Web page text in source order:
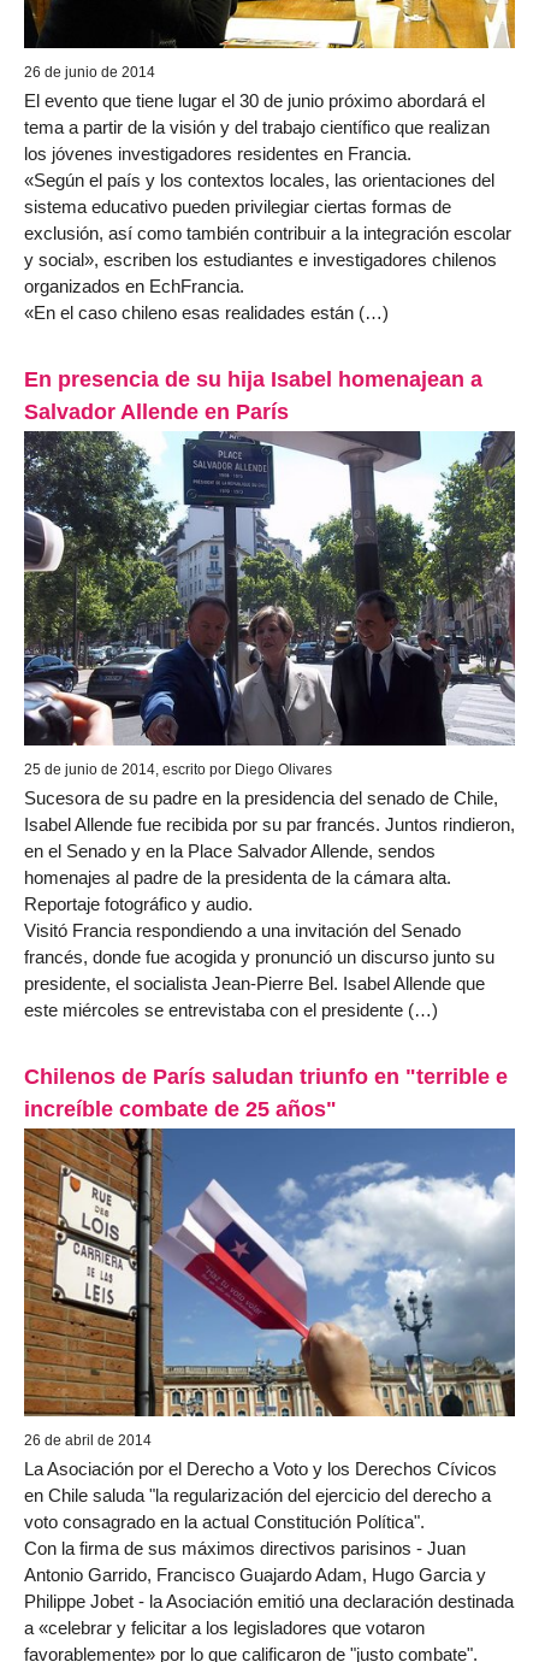
26 de junio de 2014
El evento que tiene lugar el 30 de junio próximo abordará el
tema a partir de la visión y del trabajo científico que realizan
los jóvenes investigadores residentes en Francia.
«Según el país y los contextos locales, las orientaciones del
sistema educativo pueden privilegiar ciertas formas de
exclusión, así como también contribuir a la integración escolar
y social», escriben los estudiantes e investigadores chilenos
organizados en EchFrancia.
«En el caso chileno esas realidades están (…)
En presencia de su hija Isabel homenajean a
Salvador Allende en París
25 de junio de 2014, escrito por Diego Olivares
Sucesora de su padre en la presidencia del senado de Chile,
Isabel Allende fue recibida por su par francés. Juntos rindieron,
en el Senado y en la Place Salvador Allende, sendos
homenajes al padre de la presidenta de la cámara alta.
Reportaje fotográfico y audio.
Visitó Francia respondiendo a una invitación del Senado
francés, donde fue acogida y pronunció un discurso junto su
presidente, el socialista Jean-Pierre Bel. Isabel Allende que
este miércoles se entrevistaba con el presidente (…)
Chilenos de París saludan triunfo en "terrible e
increíble combate de 25 años"
26 de abril de 2014
La Asociación por el Derecho a Voto y los Derechos Cívicos
en Chile saluda "la regularización del ejercicio del derecho a
voto consagrado en la actual Constitución Política".
Con la firma de sus máximos directivos parisinos - Juan
Antonio Garrido, Francisco Guajardo Adam, Hugo Garcia y
Philippe Jobet - la Asociación emitió una declaración destinada
a «celebrar y felicitar a los legisladores que votaron
favorablemente» por lo que calificaron de "justo combate".